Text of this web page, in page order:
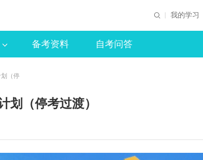
我的学习
备考资料 自考问答
划（停
划（停考过渡）